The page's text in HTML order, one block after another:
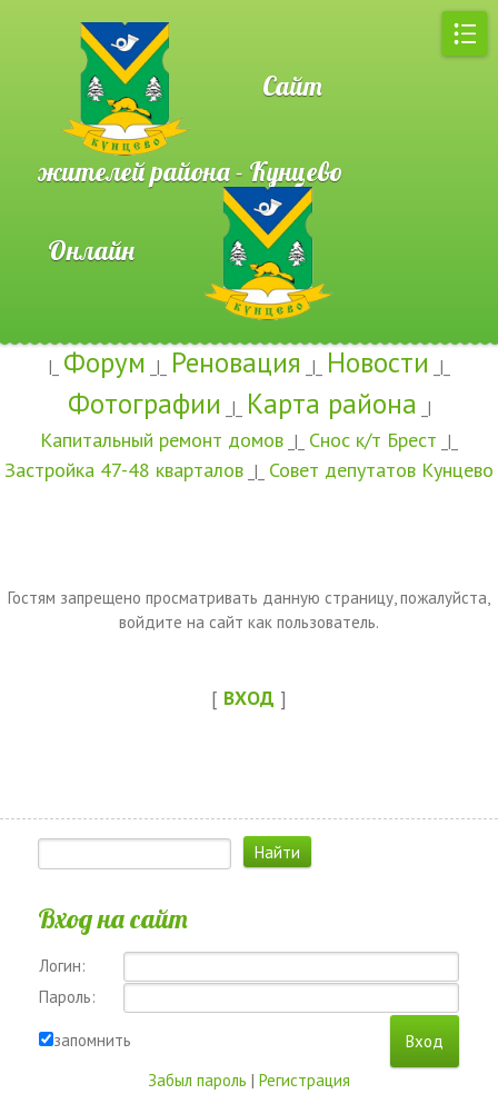
Сайт
жителей района - Кунцево
Онлайн
|_ Форум _|_ Реновация _|_ Новости _|_
Фотографии _|_ Карта района _|
Капитальный ремонт домов _|_ Снос к/т Брест _|_
Застройка 47-48 кварталов _|_ Совет депутатов Кунцево
Гостям запрещено просматривать данную страницу, пожалуйста,
войдите на сайт как пользователь.
[ ВХОД ]
Вход на сайт
Логин:
Пароль:
запомнить
Забыл пароль | Регистрация